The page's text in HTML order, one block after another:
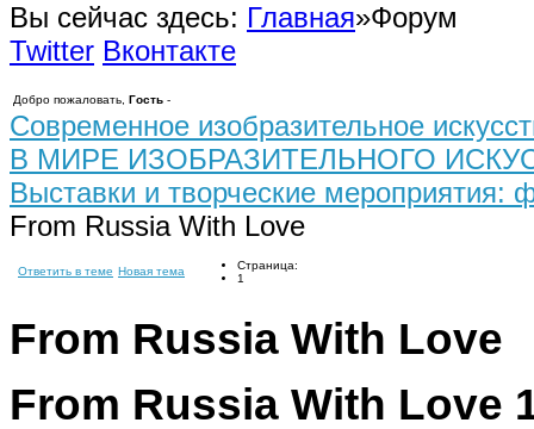
Вы сейчас здесь: Главная»Форум
Twitter Вконтакте
Добро пожаловать, Гость -
Современное изобразительное
В МИРЕ ИЗОБРАЗИТЕЛЬНОГО
Выставки и творческие мероприятия:
From Russia With Love
Ответить в теме Новая тема
Страница:
1
From Russia With Love
From Russia With Love